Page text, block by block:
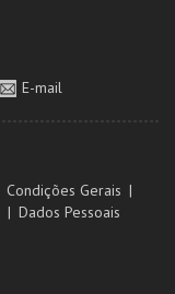
E-mail
Condições Gerais
Dados Pessoais